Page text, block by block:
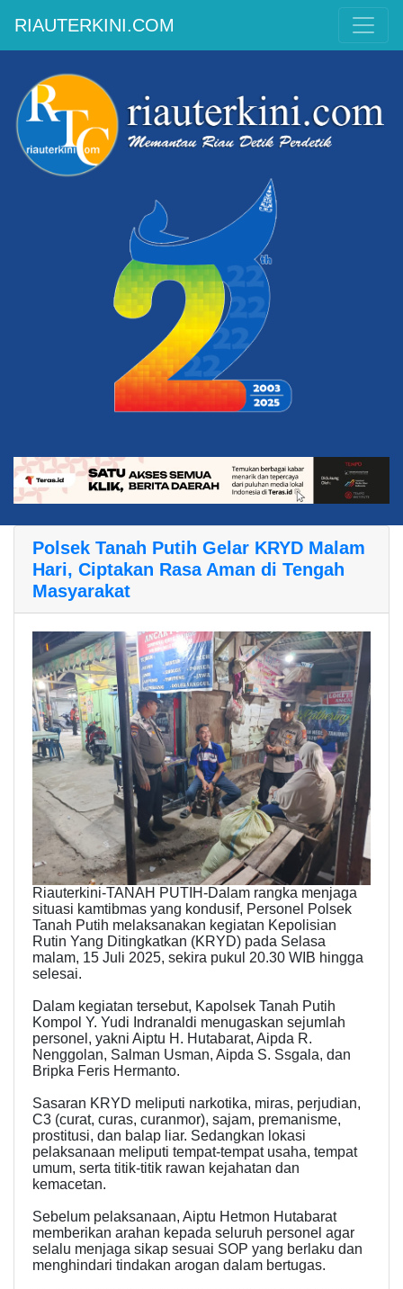
RIAUTERKINI.COM
Polsek Tanah Putih Gelar KRYD Malam
Hari, Ciptakan Rasa Aman di Tengah
Masyarakat
Riauterkini-TANAH PUTIH-Dalam rangka menjaga
situasi kamtibmas yang kondusif, Personel Polsek
Tanah Putih melaksanakan kegiatan Kepolisian
Rutin Yang Ditingkatkan (KRYD) pada Selasa
malam, 15 Juli 2025, sekira pukul 20.30 WIB hingga
selesai.
Dalam kegiatan tersebut, Kapolsek Tanah Putih
Kompol Y. Yudi Indranaldi menugaskan sejumlah
personel, yakni Aiptu H. Hutabarat, Aipda R.
Nenggolan, Salman Usman, Aipda S. Ssgala, dan
Bripka Feris Hermanto.
Sasaran KRYD meliputi narkotika, miras, perjudian,
C3 (curat, curas, curanmor), sajam, premanisme,
prostitusi, dan balap liar. Sedangkan lokasi
pelaksanaan meliputi tempat-tempat usaha, tempat
umum, serta titik-titik rawan kejahatan dan
kemacetan.
Sebelum pelaksanaan, Aiptu Hetmon Hutabarat
memberikan arahan kepada seluruh personel agar
selalu menjaga sikap sesuai SOP yang berlaku dan
menghindari tindakan arogan dalam bertugas.